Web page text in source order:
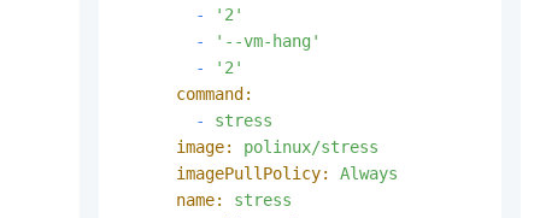
-
'2'
-
'--vm-hang'
-
'2'
command:
-
stress
image:
polinux/stress
imagePullPolicy:
Always
name:
stress